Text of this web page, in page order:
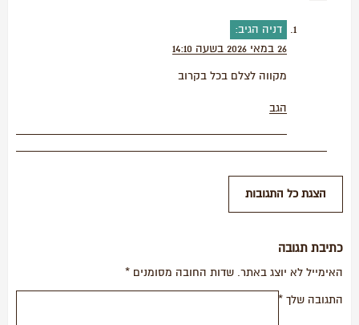
דניה הגיב:
26 במאי 2026 בשעה 14:10
מקווה לצלם בכל בקרוב
הגב
כתיבת תגובה
האימייל לא יוצג באתר. שדות החובה מסומנים *
התגובה שלך *